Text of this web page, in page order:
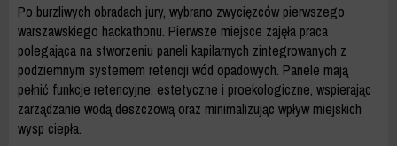
Po burzliwych obradach jury, wybrano zwycięzców pierwszego
warszawskiego hackathonu. Pierwsze miejsce zajęła praca
polegająca na stworzeniu paneli kapilarnych zintegrowanych z
podziemnym systemem retencji wód opadowych. Panele mają
pełnić funkcje retencyjne, estetyczne i proekologiczne, wspierając
zarządzanie wodą deszczową oraz minimalizując wpływ miejskich
wysp ciepła.